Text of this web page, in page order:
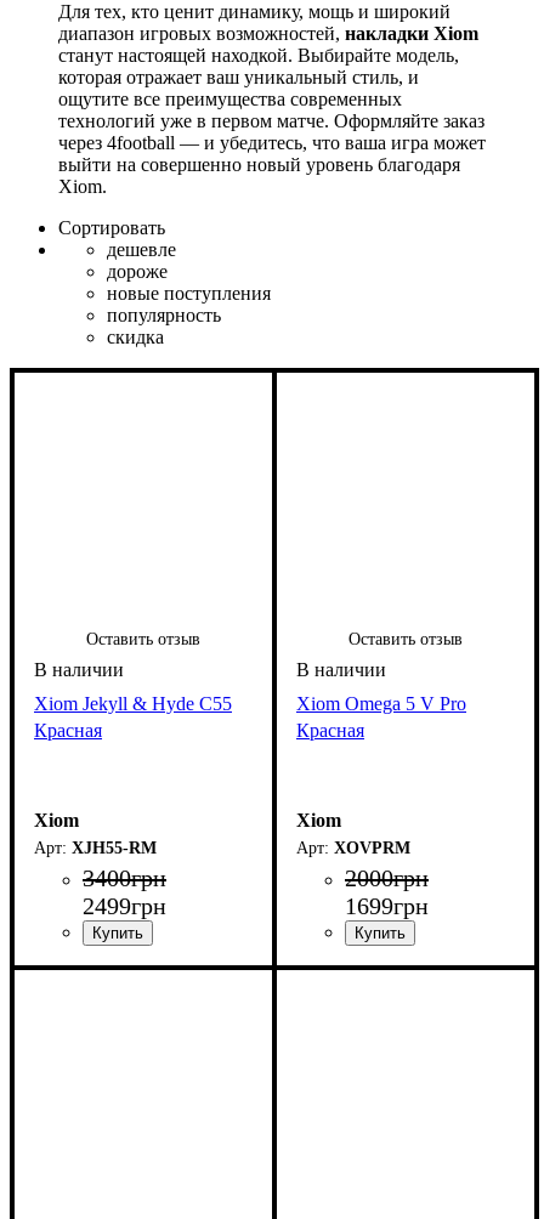
Для тех, кто ценит динамику, мощь и широкий
диапазон игровых возможностей, накладки Xiom
станут настоящей находкой. Выбирайте модель,
которая отражает ваш уникальный стиль, и
ощутите все преимущества современных
технологий уже в первом матче. Оформляйте заказ
через 4football — и убедитесь, что ваша игра может
выйти на совершенно новый уровень благодаря
Xiom.
Сортировать
дешевле
дороже
новые поступления
популярность
скидка
Оставить отзыв
Xiom Jekyll & Hyde C55
Красная
Xiom
XJH55-RM
3400грн
2499грн
Оставить отзыв
Xiom Omega 5 V Pro
Красная
Xiom
XOVPRM
2000грн
1699грн